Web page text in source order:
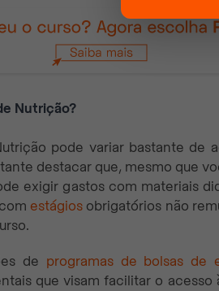
Nutrição?
pode variar bastante de
destacar que, mesmo que
exigir gastos com materiais
estágios obrigatórios não
de programas de bolsas de
que visam facilitar o